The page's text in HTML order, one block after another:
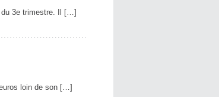
du 3e trimestre. Il […]
loin de son […]